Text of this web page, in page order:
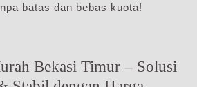
batas dan bebas kuota!
Bekasi Timur – Solusi